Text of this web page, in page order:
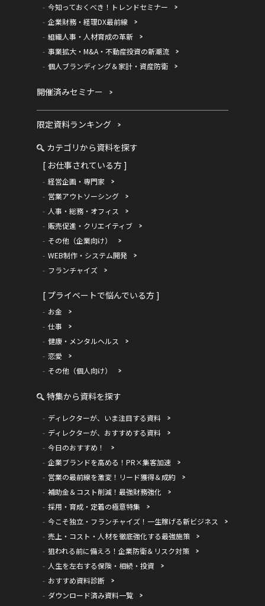
今知っておくべき！トレンドセミナー
企業財務・経理DX最前線
組織人事・人材育成の革新
事業拡大・M&A・不動産投資の新潮流
個人ブランディング＆家計・資産防衛
開催済みセミナー
限定資料ランキング
カテゴリから資料を探す
[ お仕事されている方 ]
経営企画・専門家
営業アウトソーシング
人事・総務・オフィス
販売促進・クリエイティブ
その他（企業向け）
WEB制作・システム開発
フランチャイズ
[ プライベートで悩んでいる方 ]
お金
仕事
健康・メンタルヘルス
恋愛
その他（個人向け）
特集から資料を探す
ディレクターが、いま注目する資料
ディレクターが、おすすめする資料
今日のおすすめ！
企業ブランドを高める！PR×集客加速
営業の最前線を激変！リード獲得＆成約
補助金＆コスト削減！最強財務強化
採用・育成・定着の極意特集
今こそ独立・フランチャイズ！一生稼げる新ビジネス
売上・コスト・人材を徹底強化する最強施策
狙われる前に備えろ！企業防衛＆リスク対策
人生を左右する保険・相続・投資
おすすめ資料診断
ダウンロード済み資料一覧